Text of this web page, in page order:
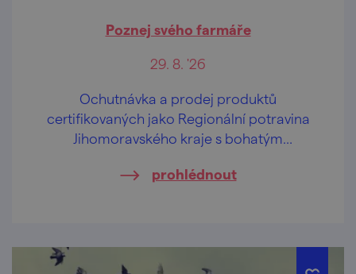
Poznej svého farmáře
29. 8. '26
Ochutnávka a prodej produktů
certifikovaných jako Regionální potravina
Jihomoravského kraje s bohatým
prohlédnout